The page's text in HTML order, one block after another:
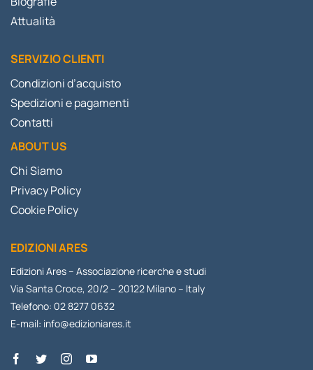
Attualità
SERVIZIO CLIENTI
Condizioni d’acquisto
Spedizioni e pagamenti
Contatti
ABOUT US
Chi Siamo
Privacy Policy
Cookie Policy
EDIZIONI ARES
Edizioni Ares – Associazione ricerche e studi
Via Santa Croce, 20/2 – 20122 Milano – Italy
Telefono: 02 8277 0632
E-mail: info@edizioniares.it